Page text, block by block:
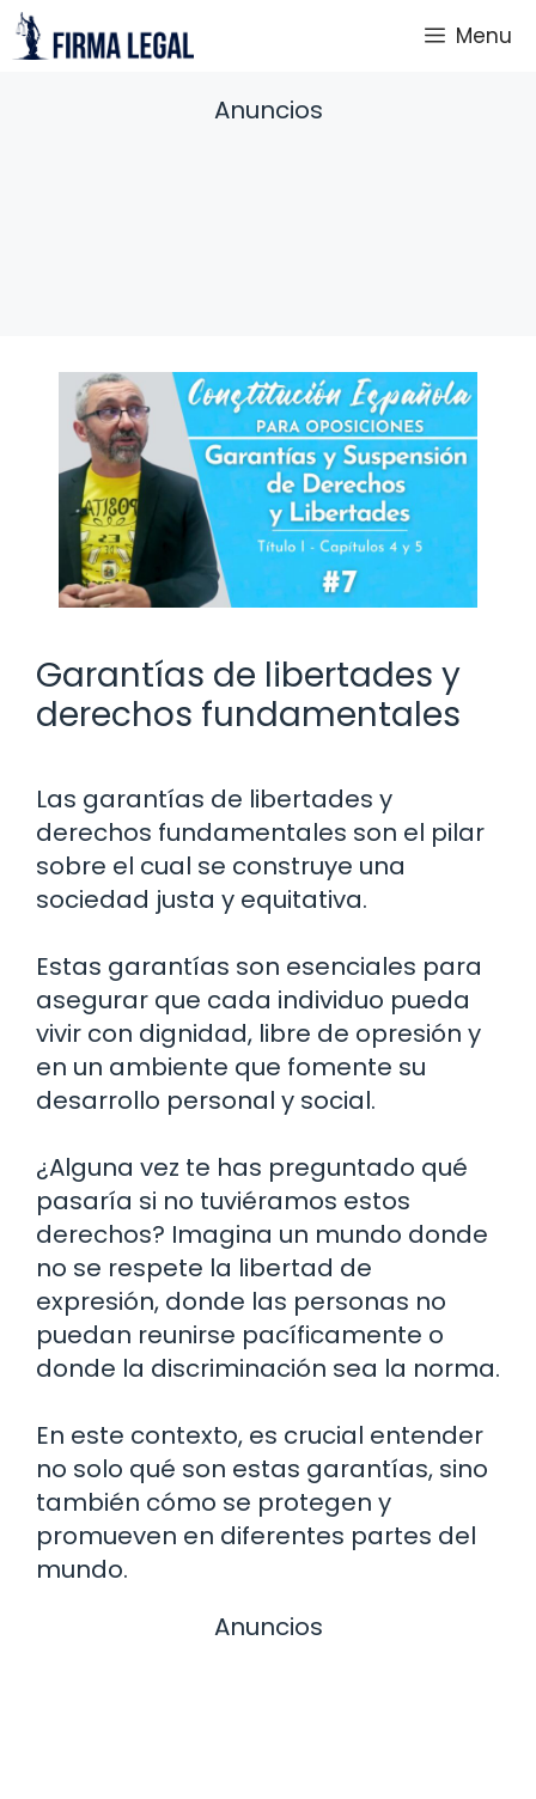
Saltar
al
Menu
Anuncios
Garantías de libertades y
derechos fundamentales
Las garantías de libertades y
derechos fundamentales son el pilar
sobre el cual se construye una
sociedad justa y equitativa.
Estas garantías son esenciales para
asegurar que cada individuo pueda
vivir con dignidad, libre de opresión y
en un ambiente que fomente su
desarrollo personal y social.
¿Alguna vez te has preguntado qué
pasaría si no tuviéramos estos
derechos? Imagina un mundo donde
no se respete la libertad de
expresión, donde las personas no
puedan reunirse pacíficamente o
donde la discriminación sea la norma.
En este contexto, es crucial entender
no solo qué son estas garantías, sino
también cómo se protegen y
promueven en diferentes partes del
mundo.
Anuncios